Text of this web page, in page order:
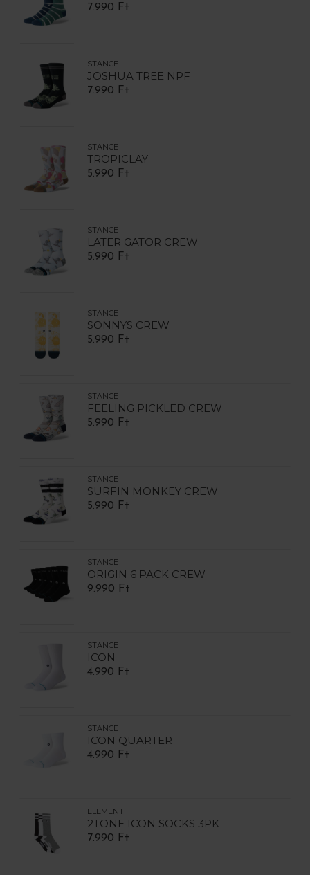
7.990 Ft
STANCE
JOSHUA TREE NPF
7.990 Ft
STANCE
TROPICLAY
5.990 Ft
STANCE
LATER GATOR CREW
5.990 Ft
STANCE
SONNYS CREW
5.990 Ft
STANCE
FEELING PICKLED CREW
5.990 Ft
STANCE
SURFIN MONKEY CREW
5.990 Ft
STANCE
ORIGIN 6 PACK CREW
9.990 Ft
STANCE
ICON
4.990 Ft
STANCE
ICON QUARTER
4.990 Ft
ELEMENT
2TONE ICON SOCKS 3PK
7.990 Ft